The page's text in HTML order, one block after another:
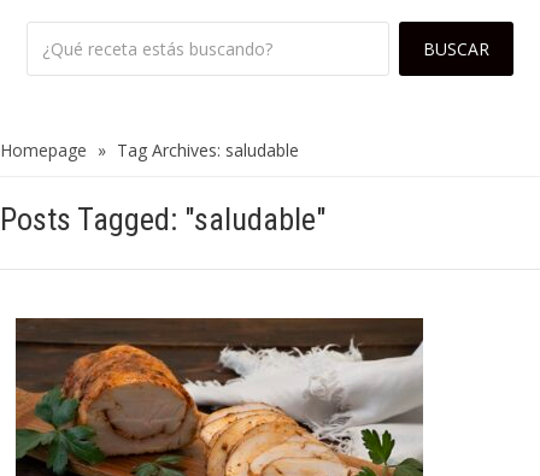
Homepage » Tag Archives: saludable
Posts Tagged: "saludable"